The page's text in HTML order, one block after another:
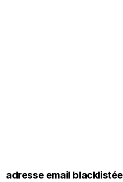
adresse email blacklistée